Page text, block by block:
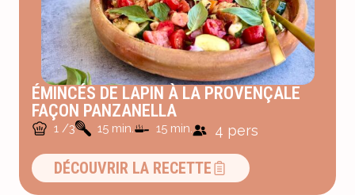
ÉMINCÉS DE LAPIN À LA PROVENÇALE
FAÇON PANZANELLA
1 /3 15 min. 15 min. 4 pers
DÉCOUVRIR LA RECETTE